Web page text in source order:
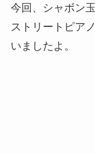
今回、シャボン
ストリートピア
いましたよ。